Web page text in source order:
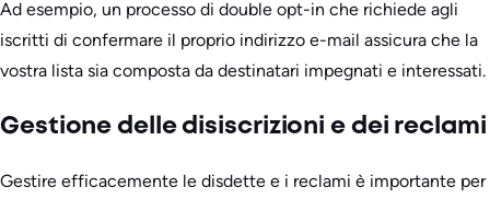
Ad esempio, un processo di double opt-in che richiede agli
iscritti di confermare il proprio indirizzo e-mail assicura che la
vostra lista sia composta da destinatari impegnati e interessati.
Gestione delle disiscrizioni e dei reclami
Gestire efficacemente le disdette e i reclami è importante per